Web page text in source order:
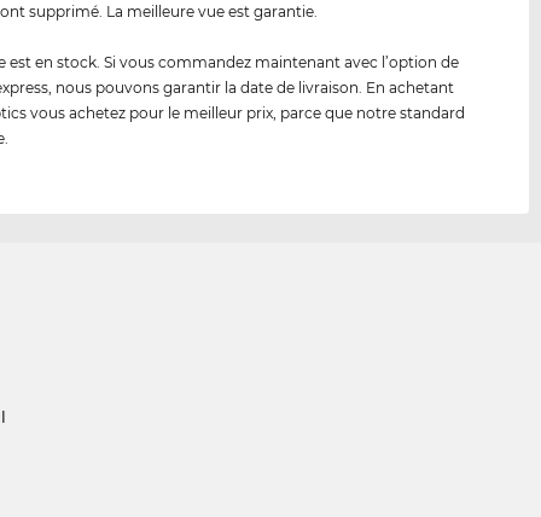
supprimé. La meilleure vue est garantie.
est en stock. Si vous commandez maintenant avec l’option de
nous pouvons garantir la date de livraison. En achetant
vous achetez pour le meilleur prix, parce que notre standard